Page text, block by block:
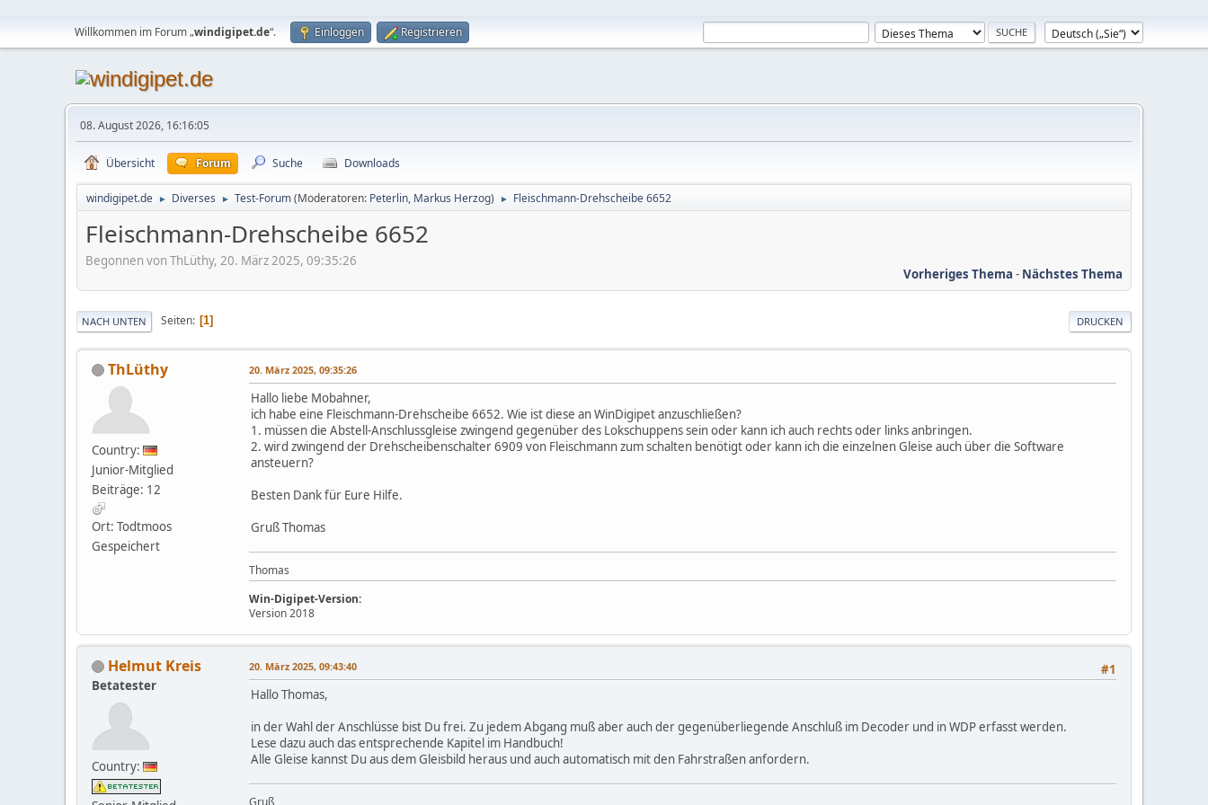
Willkommen im Forum „windigipet.de“. Einloggen Registrieren
08. August 2026, 16:16:05
Übersicht Forum Suche Downloads
windigipet.de ► Diverses ► Test-Forum(Moderatoren: Peterlin, Markus Herzog) ► Fleischmann-Drehscheibe 6652
Fleischmann-Drehscheibe 6652
Begonnen von ThLüthy, 20. März 2025, 09:35:26
Vorheriges Thema - Nächstes Thema
DRUCKEN
NACH UNTEN Seiten 1
ThLüthy
Country:
Junior-Mitglied
Beiträge: 12
Ort: Todtmoos
Gespeichert
20. März 2025, 09:35:26
Hallo liebe Mobahner,
ich habe eine Fleischmann-Drehscheibe 6652. Wie ist diese an WinDigipet anzuschließen?
1. müssen die Abstell-Anschlussgleise zwingend gegenüber des Lokschuppens sein oder kann ich auch rechts oder links anbringen.
2. wird zwingend der Drehscheibenschalter 6909 von Fleischmann zum schalten benötigt oder kann ich die einzelnen Gleise auch über die Software
ansteuern?
Besten Dank für Eure Hilfe.
Gruß Thomas
Thomas
Win-Digipet-Version:
Version 2018
Helmut Kreis
Betatester
Country:
#1
20. März 2025, 09:43:40
Hallo Thomas,
in der Wahl der Anschlüsse bist Du frei. Zu jedem Abgang muß aber auch der gegenüberliegende Anschluß im Decoder und in WDP erfasst werden.
Lese dazu auch das entsprechende Kapitel im Handbuch!
Alle Gleise kannst Du aus dem Gleisbild heraus und auch automatisch mit den Fahrstraßen anfordern.
Gruß